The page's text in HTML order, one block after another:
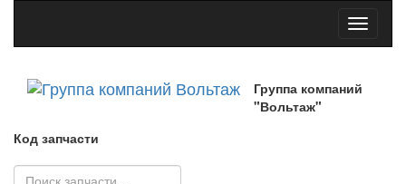
Toggle
Группа компаний
"Вольтаж"
Код запчасти